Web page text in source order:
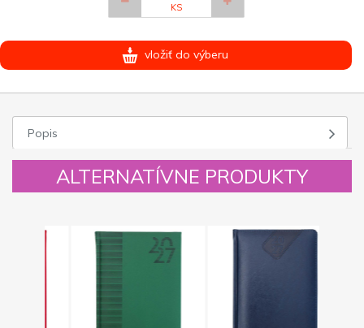
KS
vložiť do výberu
Popis
ALTERNATÍVNE PRODUKTY